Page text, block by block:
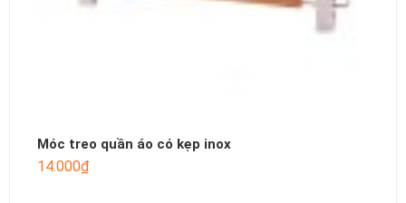
Móc treo quần áo có kẹp inox
14.000₫